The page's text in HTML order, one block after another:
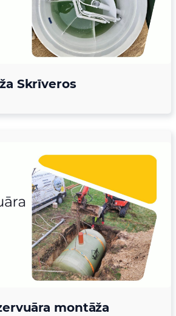
Skrīveros
montāža